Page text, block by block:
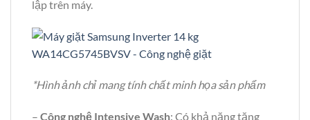
lập trên máy.
*Hình ảnh chỉ mang tính chất minh họa sản phẩm
– Công nghệ Intensive Wash: Có khả năng tăng